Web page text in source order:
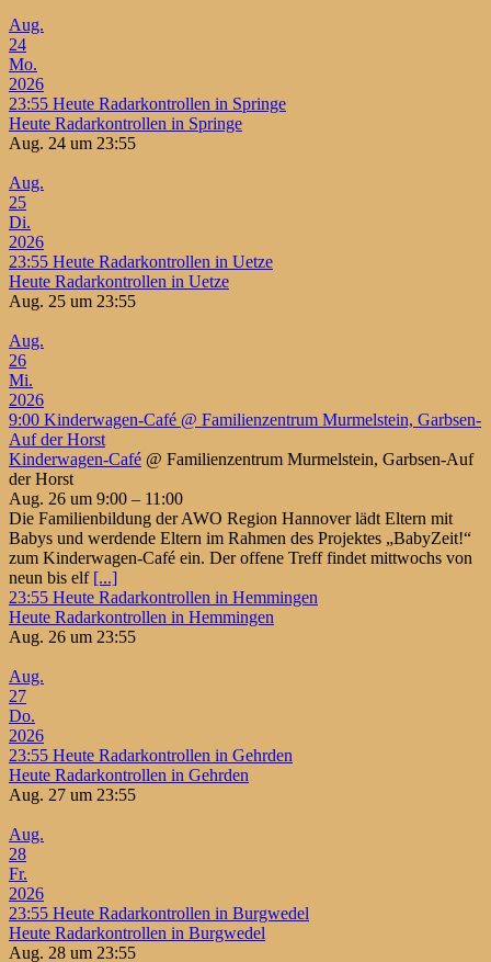
Aug.
24
Mo.
2026
23:55 Heute Radarkontrollen in Springe
Heute Radarkontrollen in Springe
Aug. 24 um 23:55
Aug.
25
Di.
2026
23:55 Heute Radarkontrollen in Uetze
Heute Radarkontrollen in Uetze
Aug. 25 um 23:55
Aug.
26
Mi.
2026
9:00 Kinderwagen-Café @ Familienzentrum Murmelstein, Garbsen-
Auf der Horst
Kinderwagen-Café @ Familienzentrum Murmelstein, Garbsen-Auf
der Horst
Aug. 26 um 9:00 – 11:00
Die Familienbildung der AWO Region Hannover lädt Eltern mit
Babys und werdende Eltern im Rahmen des Projektes „BabyZeit!“
zum Kinderwagen-Café ein. Der offene Treff findet mittwochs von
neun bis elf [...]
23:55 Heute Radarkontrollen in Hemmingen
Heute Radarkontrollen in Hemmingen
Aug. 26 um 23:55
Aug.
27
Do.
2026
23:55 Heute Radarkontrollen in Gehrden
Heute Radarkontrollen in Gehrden
Aug. 27 um 23:55
Aug.
28
Fr.
2026
23:55 Heute Radarkontrollen in Burgwedel
Heute Radarkontrollen in Burgwedel
Aug. 28 um 23:55